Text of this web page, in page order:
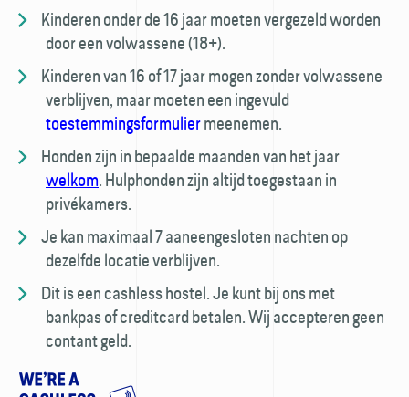
Kinderen onder de 16 jaar moeten vergezeld worden
door een volwassene (18+).
Kinderen van 16 of 17 jaar mogen zonder volwassene
verblijven, maar moeten een ingevuld
toestemmings­formuliermeenemen.
Honden zijn in bepaalde maanden van het jaar
welkom. Hulp­honden zijn altijd toegestaan in
privékamers.
Je kan maximaal 7 aaneengesloten nachten op
dezelfde locatie verblijven.
Dit is een cashless hostel. Je kunt bij ons met
bankpas of creditcard betalen. Wij accepteren geen
contant geld.